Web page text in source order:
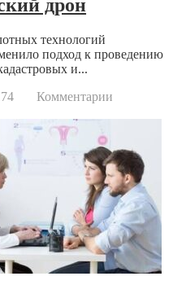
дрон
технологий
подход к проведению
и...
74 Комментарии